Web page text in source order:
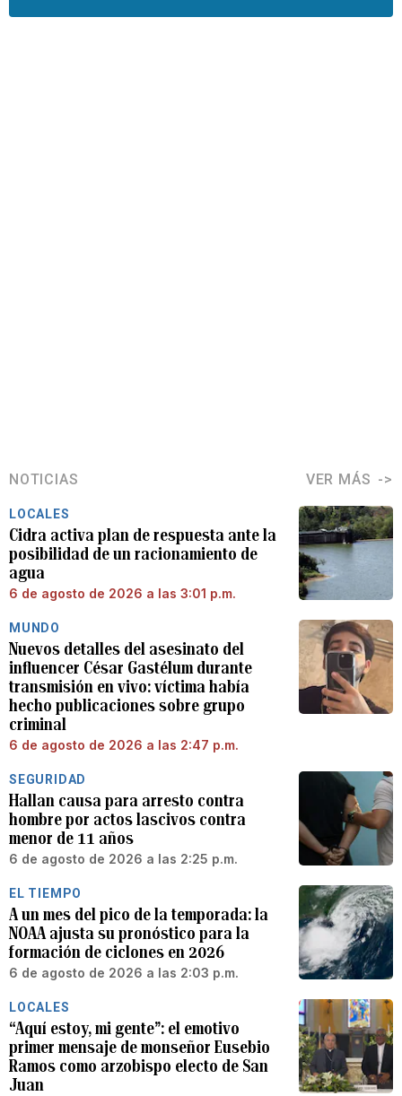
NOTICIAS VER MÁS
LOCALES
Cidra activa plan de respuesta ante la
posibilidad de un racionamiento de
agua
6 de agosto de 2026 a las 3:01 p.m.
MUNDO
Nuevos detalles del asesinato del
influencer César Gastélum durante
transmisión en vivo: víctima había
hecho publicaciones sobre grupo
criminal
6 de agosto de 2026 a las 2:47 p.m.
SEGURIDAD
Hallan causa para arresto contra
hombre por actos lascivos contra
menor de 11 años
6 de agosto de 2026 a las 2:25 p.m.
EL TIEMPO
A un mes del pico de la temporada: la
NOAA ajusta su pronóstico para la
formación de ciclones en 2026
6 de agosto de 2026 a las 2:03 p.m.
LOCALES
“Aquí estoy, mi gente”: el emotivo
primer mensaje de monseñor Eusebio
Ramos como arzobispo electo de San
Juan